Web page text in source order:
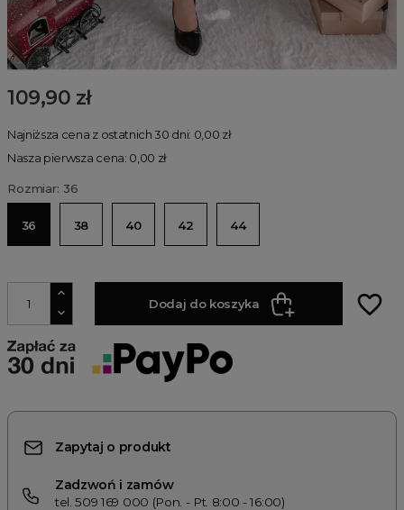
109,90 zł
Najniższa cena z ostatnich 30 dni: 0,00 zł
Nasza pierwsza cena: 0,00 zł
Rozmiar: 36
36 38 40 42 44
Dodaj do koszyka favorite_border
Zapytaj o produkt
Zadzwoń i zamów
tel. 509 169 000 (Pon. - Pt. 8:00 - 16:00)